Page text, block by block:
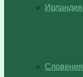
Ирландия
Словения